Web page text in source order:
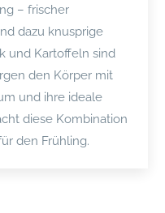
– frischer
dazu knusprige
und Kartoffeln sind
den Körper mit
und ihre ideale
diese Kombination
den Frühling.